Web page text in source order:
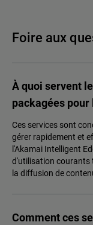
Foire aux
À quoi servent
packagées
Ces services sont
gérer rapidement et
l'Akamai Intelligent
d'utilisation courants
la diffusion de
Comment ces